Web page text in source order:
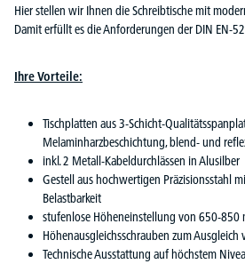
Hier stellen wir Ihnen die Schreibtische mit
Damit erfüllt es die Anforderungen der DIN EN-
Ihre Vorteile:
Tischplatten aus 3-Schicht-
Melaminharzbeschichtung, blend- und
inkl. 2 Metall-Kabeldurchlässen in Alusilber
Gestell aus hochwertigen Präzisionsstahl
Belastbarkeit
stufenlose Höheneinstellung von 650-850
Höhenausgleichsschrauben zum
Technische Ausstattung auf höchstem